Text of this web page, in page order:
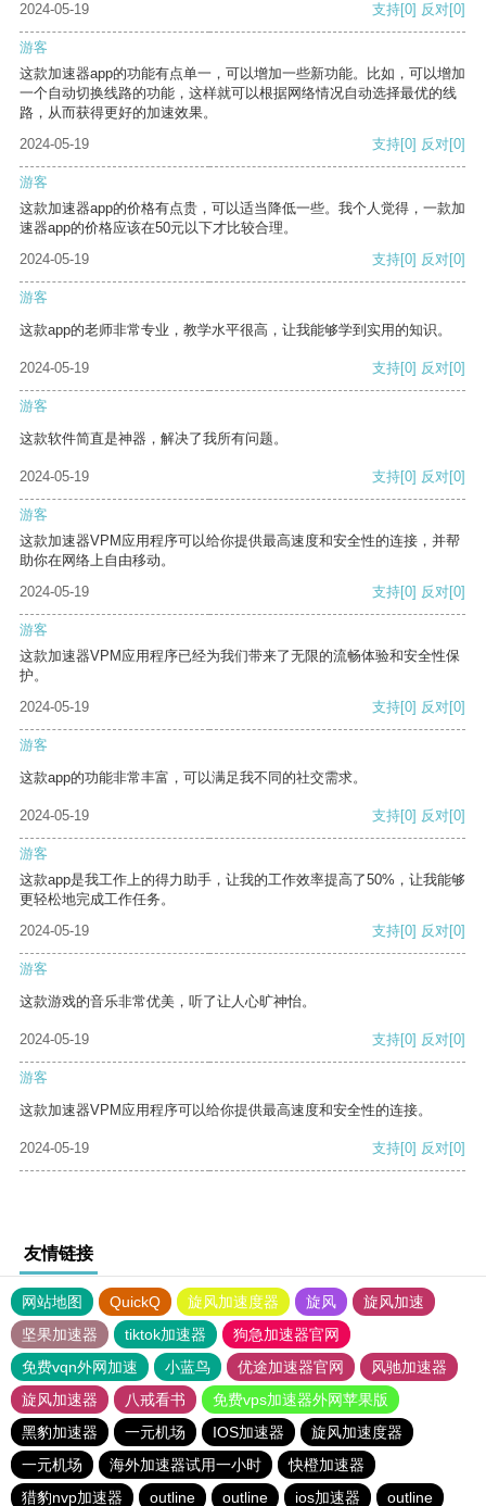
2024-05-19
支持[0] 反对[0]
游客
这款加速器app的功能有点单一，可以增加一些新功能。比如，可以增加
一个自动切换线路的功能，这样就可以根据网络情况自动选择最优的线
路，从而获得更好的加速效果。
2024-05-19
支持[0] 反对[0]
游客
这款加速器app的价格有点贵，可以适当降低一些。我个人觉得，一款加
速器app的价格应该在50元以下才比较合理。
2024-05-19
支持[0] 反对[0]
游客
这款app的老师非常专业，教学水平很高，让我能够学到实用的知识。
2024-05-19 支持[0] 反对[0]
游客
这款软件简直是神器，解决了我所有问题。
2024-05-19 支持[0] 反对[0]
游客
这款加速器VPM应用程序可以给你提供最高速度和安全性的连接，并帮
助你在网络上自由移动。
2024-05-19
支持[0] 反对[0]
游客
这款加速器VPM应用程序已经为我们带来了无限的流畅体验和安全性保
护。
2024-05-19
支持[0] 反对[0]
游客
这款app的功能非常丰富，可以满足我不同的社交需求。
2024-05-19 支持[0] 反对[0]
游客
这款app是我工作上的得力助手，让我的工作效率提高了50%，让我能够
更轻松地完成工作任务。
2024-05-19
支持[0] 反对[0]
游客
这款游戏的音乐非常优美，听了让人心旷神怡。
2024-05-19 支持[0] 反对[0]
游客
这款加速器VPM应用程序可以给你提供最高速度和安全性的连接。
2024-05-19 支持[0] 反对[0]
友情链接
网站地图 QuickQ 旋风加速度器 旋风
旋风加速
坚果加速器
tiktok加速器
狗急加速器官网
免费vqn外网加速
小蓝鸟 优途加速器官网
风驰加速器
旋风加速器
八戒看书
免费vps加速器外网苹果版
黑豹加速器
一元机场 IOS加速器
旋风加速度器
一元机场
海外加速器试用一小时
快橙加速器
猎豹nvp加速器
outline outline ios加速器 outline